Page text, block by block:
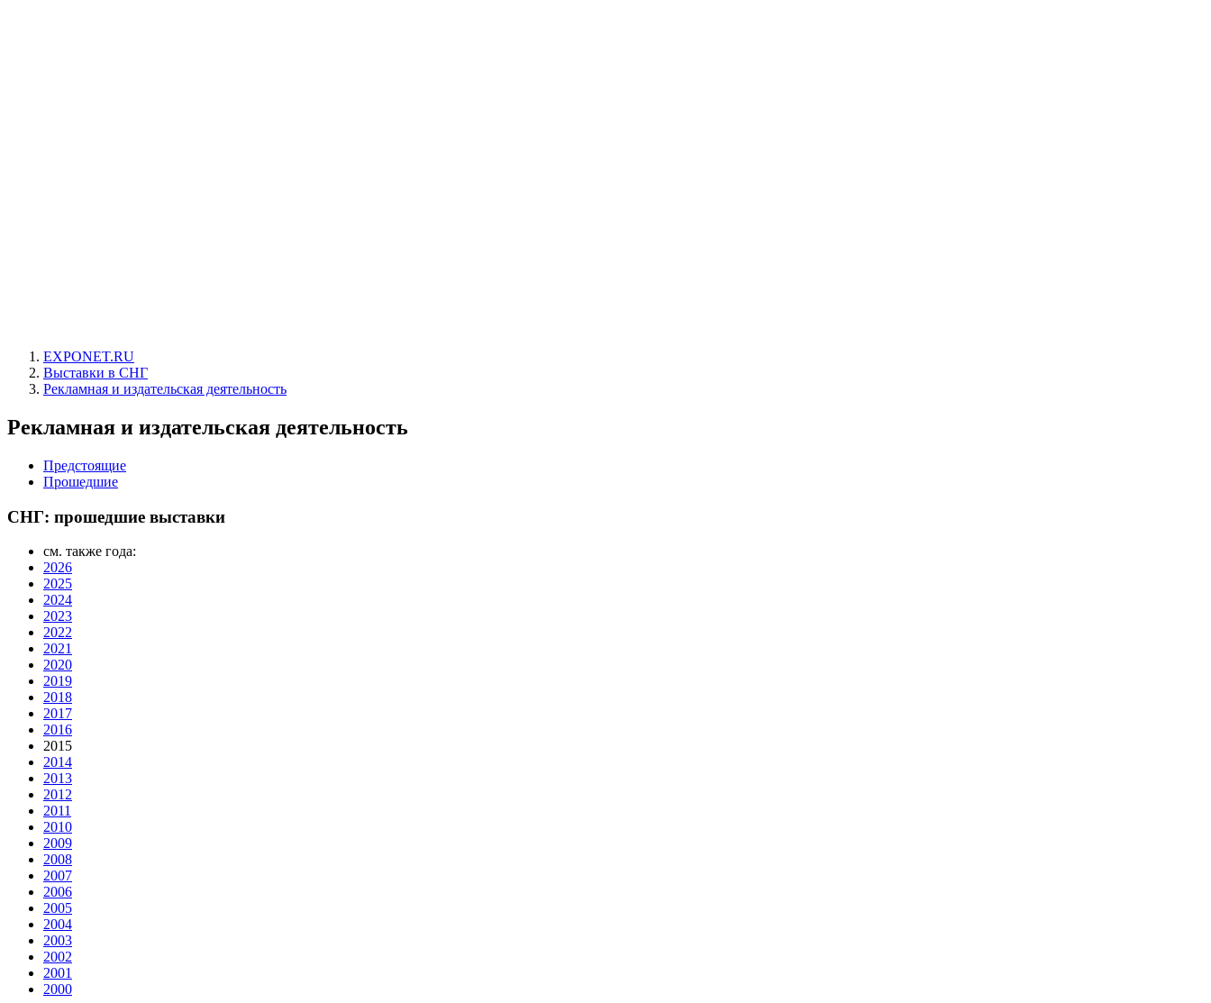
EXPONET.RU
Выставки в СНГ
Рекламная и издательская деятельность
Рекламная и издательская деятельность
Предстоящие
Прошедшие
СНГ: прошедшие выставки
см. также года:
2026
2025
2024
2023
2022
2021
2020
2019
2018
2017
2016
2015
2014
2013
2012
2011
2010
2009
2008
2007
2006
2005
2004
2003
2002
2001
2000